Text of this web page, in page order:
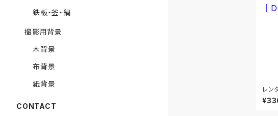
レン
6
鉄板・釜・鍋
撮影用背景
木背景
布背景
紙背景
CONTACT